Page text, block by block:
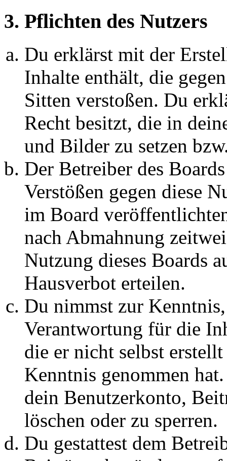
3. Pflichten des Nutzers
Du erklärst mit der
Inhalte enthält, die
Sitten verstoßen. Du
Recht besitzt, die in
und Bilder zu setzen
Der Betreiber des
Verstößen gegen diese
im Board
nach Abmahnung
Nutzung dieses Boards
Hausverbot erteilen.
Du nimmst zur
Verantwortung für die
die er nicht selbst
Kenntnis genommen
dein Benutzerkonto,
löschen oder zu sperren.
Du gestattest dem